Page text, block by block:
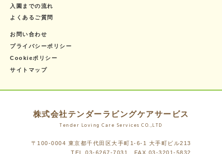
入園までの流れ
よくあるご質問
お問い合わせ
プライバシーポリシー
Cookieポリシー
サイトマップ
株式会社テンダーラビングケアサービス
Tender Loving Care Services CO.,LTD
〒100-0004 東京都千代田区大手町1-6-1 大手町ビル213
TEL03-6267-7031 FAX 03-3201-5832